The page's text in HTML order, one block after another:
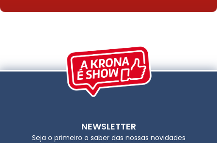
NEWSLETTER
Seja o primeiro a saber das nossas novidades